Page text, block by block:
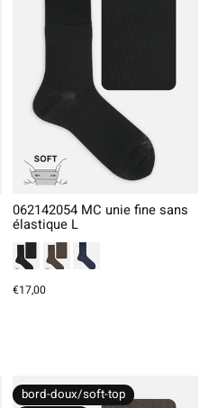
out of 5
062142054 MC unie fine sans
élastique L
€17,00
bord-doux/soft-top